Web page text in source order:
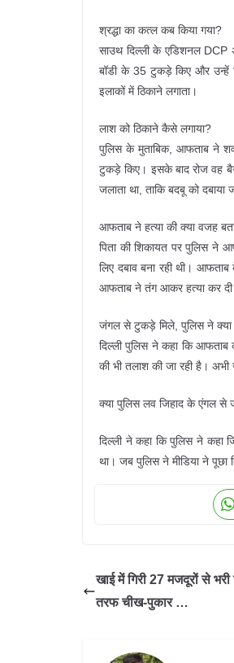
श्रद्धा का कत्ल कब किया गया?
साउथ दिल्ली के एडिशनल DCP
बॉडी के 35 टुकड़े किए और उन्हें
इलाकों में ठिकाने लगाता।
लाश को ठिकाने कैसे लगाया?
पुलिस के मुताबिक, आफताब ने
टुकड़े किए। इसके बाद रोज वह
जलाता था, ताकि बदबू को दबाया
आफताब ने हत्या की क्या वजह
पिता की शिकायत पर पुलिस ने
लिए दबाव बना रही थी।
आफताब ने तंग आकर हत्या कर
जंगल से टुकड़े मिले, पुलिस ने क्या
दिल्ली पुलिस ने कहा कि
की भी तलाश की जा रही है।
क्या पुलिस लव जिहाद के एंगल से
दिल्ली ने कहा कि पुलिस ने
था। जब पुलिस ने मीडिया ने
खाई में गिरी 27 मजदूरों से
तरफ चीख-पुकार …